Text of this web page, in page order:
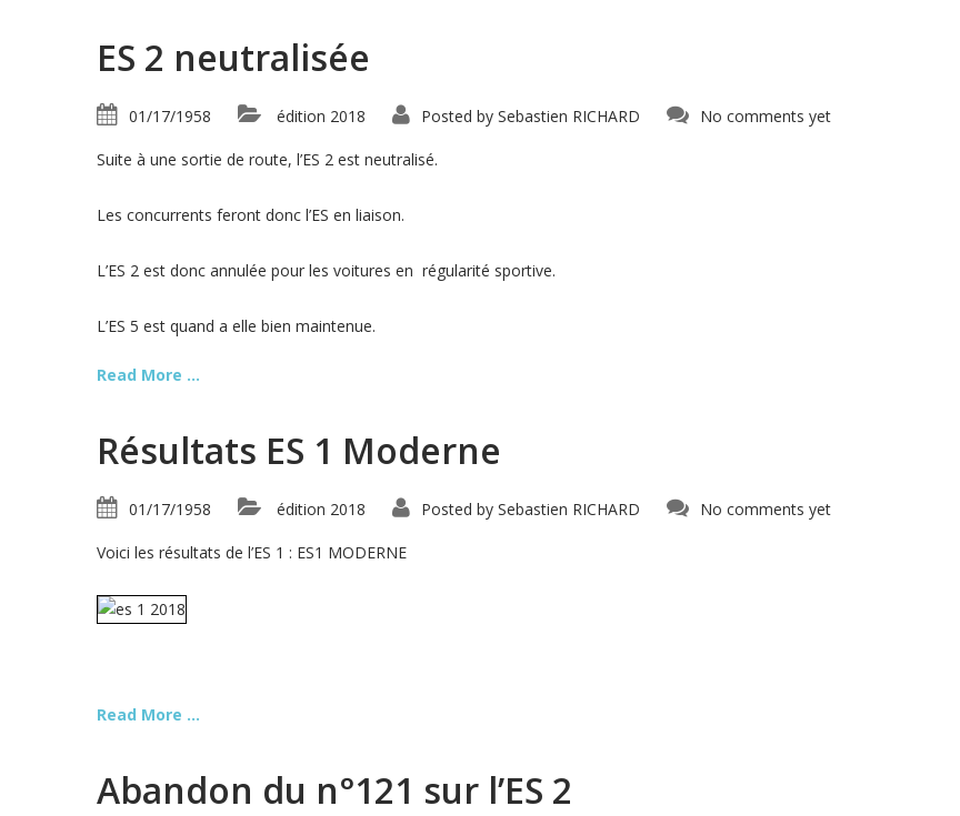
ES 2 neutralisée
01/17/1958 édition 2018 Posted by Sebastien RICHARD No comments yet
Suite à une sortie de route, l’ES 2 est neutralisé.
Les concurrents feront donc l’ES en liaison.
L’ES 2 est donc annulée pour les voitures en régularité sportive.
L’ES 5 est quand a elle bien maintenue.
Read More ...
Résultats ES 1 Moderne
01/17/1958 édition 2018 Posted by Sebastien RICHARD No comments yet
Voici les résultats de l’ES 1 : ES1 MODERNE
Read More ...
Abandon du n°121 sur l’ES 2